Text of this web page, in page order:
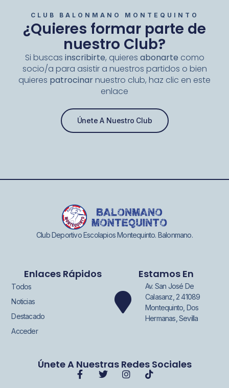
CLUB BALONMANO MONTEQUINTO
¿Quieres formar parte de
nuestro Club?
Si buscas inscribirte, quieres abonarte como
socio/a para asistir a nuestros partidos o bien
quieres patrocinarnuestro club, haz clic en este
enlace
Únete A Nuestro Club
Club Deportivo Escolapios Montequinto. Balonmano.
Enlaces Rápidos
Todos
Noticias
Destacado
Acceder
Estamos En
Av. San José De
Calasanz, 2 41089
Montequinto, Dos
Hermanas, Sevilla
Únete A Nuestras Redes Sociales